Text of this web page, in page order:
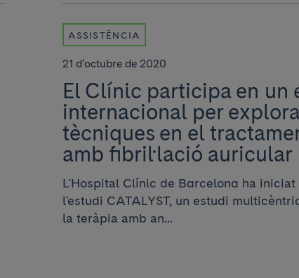
ASSISTÈNCIA
21 d’octubre de 2020
El Clínic participa en un
internacional per
tècniques en el
amb fibril·lació auricular
L'Hospital Clínic de Barcelona ha
l'estudi CATALYST, un estudi
la teràpia amb an...